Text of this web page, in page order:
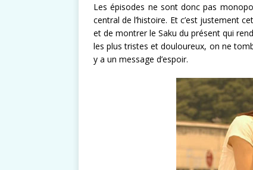
Les épisodes ne sont donc pas
central de l’histoire. Et c’est justement
et de montrer le Saku du présent qui
les plus tristes et douloureux, on ne
y a un message d’espoir.